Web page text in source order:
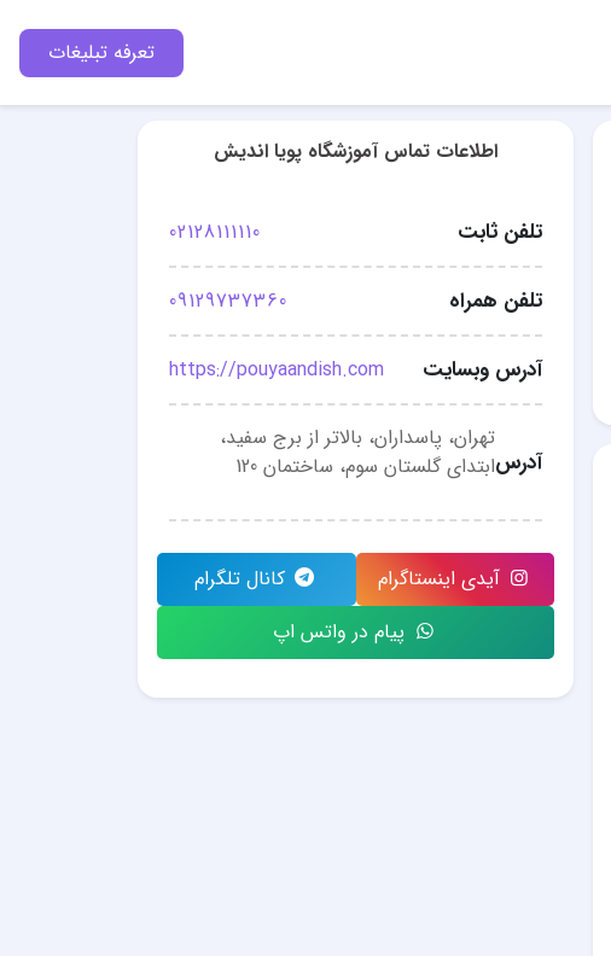
تعرفه تبلیغات
اطلاعات تماس آموزشگاه پویا اندیش
تلفن ثابت 02128111110
تلفن همراه 09129737360
آدرس وبسایت https://pouyaandish.com
آدرس
تهران، پاسداران، بالاتر از برج سفید،
ابتدای گلستان سوم، ساختمان 120
آیدی اینستاگرام
کانال تلگرام
پیام در واتس اپ